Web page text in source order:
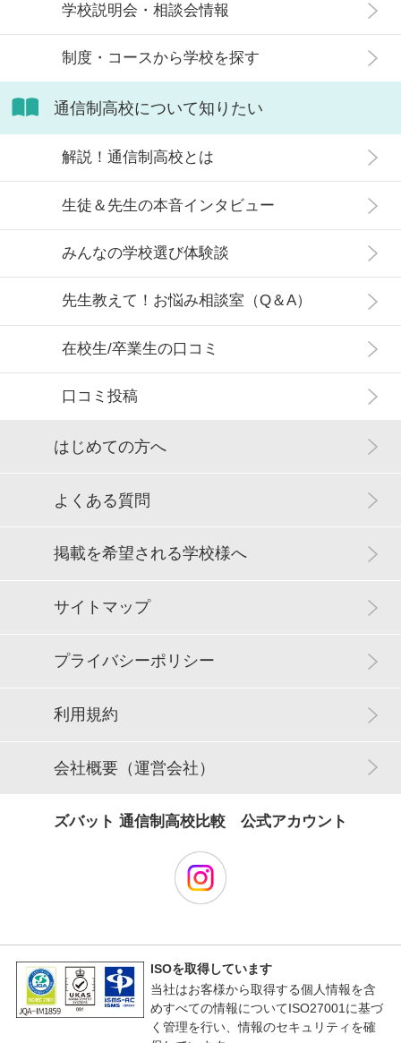
ているかや、通信制高校に向いてい
ます。
学校説明会・相談会情報
制度・コースから学校を探す
通信制高校について知りたい
解説！通信制高校とは
生徒＆先生の本音インタビュー
みんなの学校選び体験談
先生教えて！お悩み相談室（Q＆A）
在校生/卒業生の口コミ
口コミ投稿
はじめての方へ
よくある質問
掲載を希望される学校様へ
サイトマップ
プライバシーポリシー
利用規約
会社概要（運営会社）
ズバット 通信制高校比較 公式アカウント
ISOを取得しています
当社はお客様から取得する個人情報を含
めすべての情報についてISO27001に基づ
く管理を行い、情報のセキュリティを確